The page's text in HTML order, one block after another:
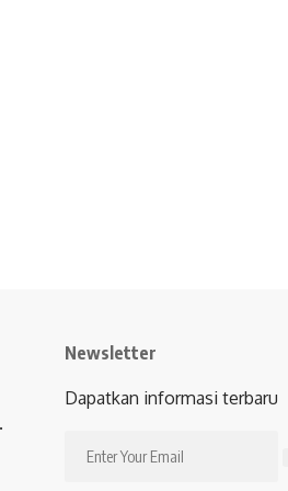
Newsletter
Dapatkan informasi terbaru